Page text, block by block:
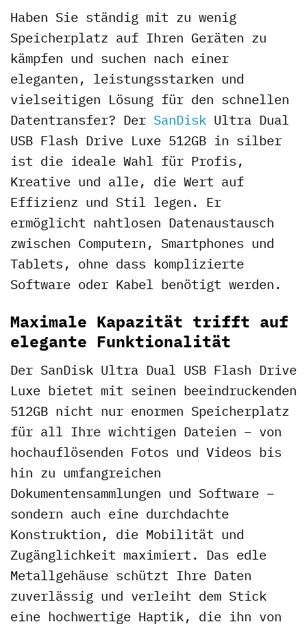
Haben Sie ständig mit zu wenig
Speicherplatz auf Ihren Geräten zu
kämpfen und suchen nach einer
eleganten, leistungsstarken und
vielseitigen Lösung für den schnellen
Datentransfer? Der SanDisk Ultra Dual
USB Flash Drive Luxe 512GB in silber
ist die ideale Wahl für Profis,
Kreative und alle, die Wert auf
Effizienz und Stil legen. Er
ermöglicht nahtlosen Datenaustausch
zwischen Computern, Smartphones und
Tablets, ohne dass komplizierte
Software oder Kabel benötigt werden.
Maximale Kapazität trifft auf
elegante Funktionalität
Der SanDisk Ultra Dual USB Flash Drive
Luxe bietet mit seinen beeindruckenden
512GB nicht nur enormen Speicherplatz
für all Ihre wichtigen Dateien – von
hochauflösenden Fotos und Videos bis
hin zu umfangreichen
Dokumentensammlungen und Software –
sondern auch eine durchdachte
Konstruktion, die Mobilität und
Zugänglichkeit maximiert. Das edle
Metallgehäuse schützt Ihre Daten
zuverlässig und verleiht dem Stick
eine hochwertige Haptik, die ihn von